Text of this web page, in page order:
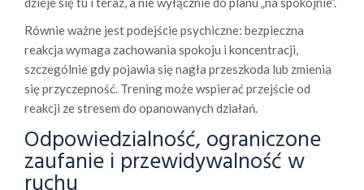
Równie ważne jest podejście psychiczne: bezpieczna
reakcja wymaga zachowania spokoju i koncentracji,
szczególnie gdy pojawia się nagła przeszkoda lub zmienia
się przyczepność. Trening może wspierać przejście od
reakcji ze stresem do opanowanych działań.
Odpowiedzialność, ograniczone
zaufanie i przewidywalność w